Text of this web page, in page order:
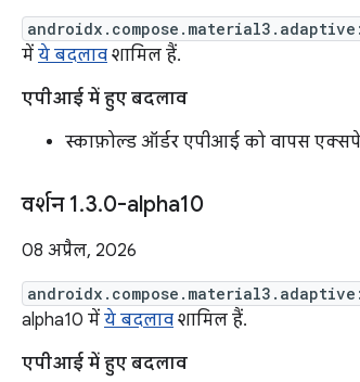
में ये बदलाव शामिल हैं.
एपीआई में हुए बदलाव
स्काफ़ोल्ड ऑर्डर एपीआई को वापस
वर्शन 1.3.0-alpha10
08 अप्रैल, 2026
alpha10 में ये बदलाव शामिल हैं.
एपीआई में हुए बदलाव